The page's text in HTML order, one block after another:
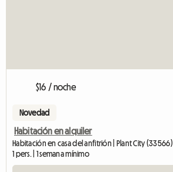
$16 / noche
Novedad
Habitación en alquiler
Habitación en casa del anfitrión | Plant City (33566)
1 pers. | 1 semana mínimo